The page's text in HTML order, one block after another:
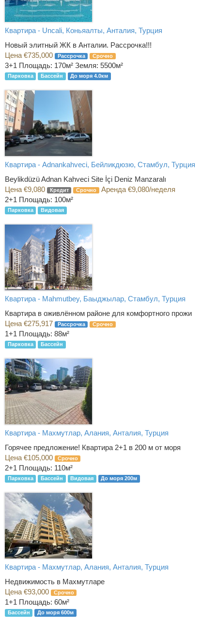
Квартира - Uncali, Коньяалты, Анталия, Турция
Новый элитный ЖК в Анталии. Рассрочка!!!
Цена €735,000
Рассрочка Срочно
3+1 Площадь: 170м² Земля: 5500м²
Парковка Бассейн До моря 4.0км
Квартира - Adnankahveci, Бейликдюзю, Стамбул, Турция
Beylikdüzü Adnan Kahveci Site İçi Deniz Manzaralı
Цена €9,080
Кредит Срочно Аренда €9,080/неделя
2+1 Площадь: 100м²
Парковка Видовая
Квартира - Mahmutbey, Баыджылар, Стамбул, Турция
Квартира в оживлённом районе для комфортного прожи
Цена €275,917
Рассрочка Срочно
1+1 Площадь: 88м²
Парковка Бассейн
Квартира - Махмутлар, Алания, Анталия, Турция
Горячее предложение! Квартира 2+1 в 200 м от моря
Цена €105,000
Срочно
2+1 Площадь: 110м²
Парковка Бассейн Видовая До моря 200м
Квартира - Махмутлар, Алания, Анталия, Турция
Недвижимость в Махмутларе
Цена €93,000
Срочно
1+1 Площадь: 60м²
Бассейн До моря 600м